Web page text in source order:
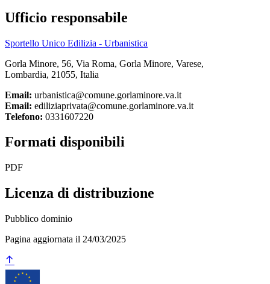
Ufficio responsabile
Sportello Unico Edilizia - Urbanistica
Gorla Minore, 56, Via Roma, Gorla Minore, Varese,
Lombardia, 21055, Italia
Email: urbanistica@comune.gorlaminore.va.it
Email: ediliziaprivata@comune.gorlaminore.va.it
Telefono: 0331607220
Formati disponibili
PDF
Licenza di distribuzione
Pubblico dominio
Pagina aggiornata il 24/03/2025